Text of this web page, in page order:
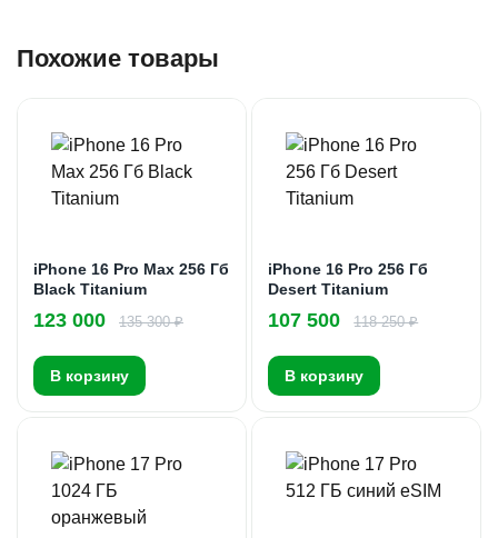
Похожие товары
iPhone 16 Pro Max 256 Гб
Black Titanium
123 000 135 300 ₽
В корзину
iPhone 16 Pro 256 Гб
Desert Titanium
107 500 118 250 ₽
В корзину